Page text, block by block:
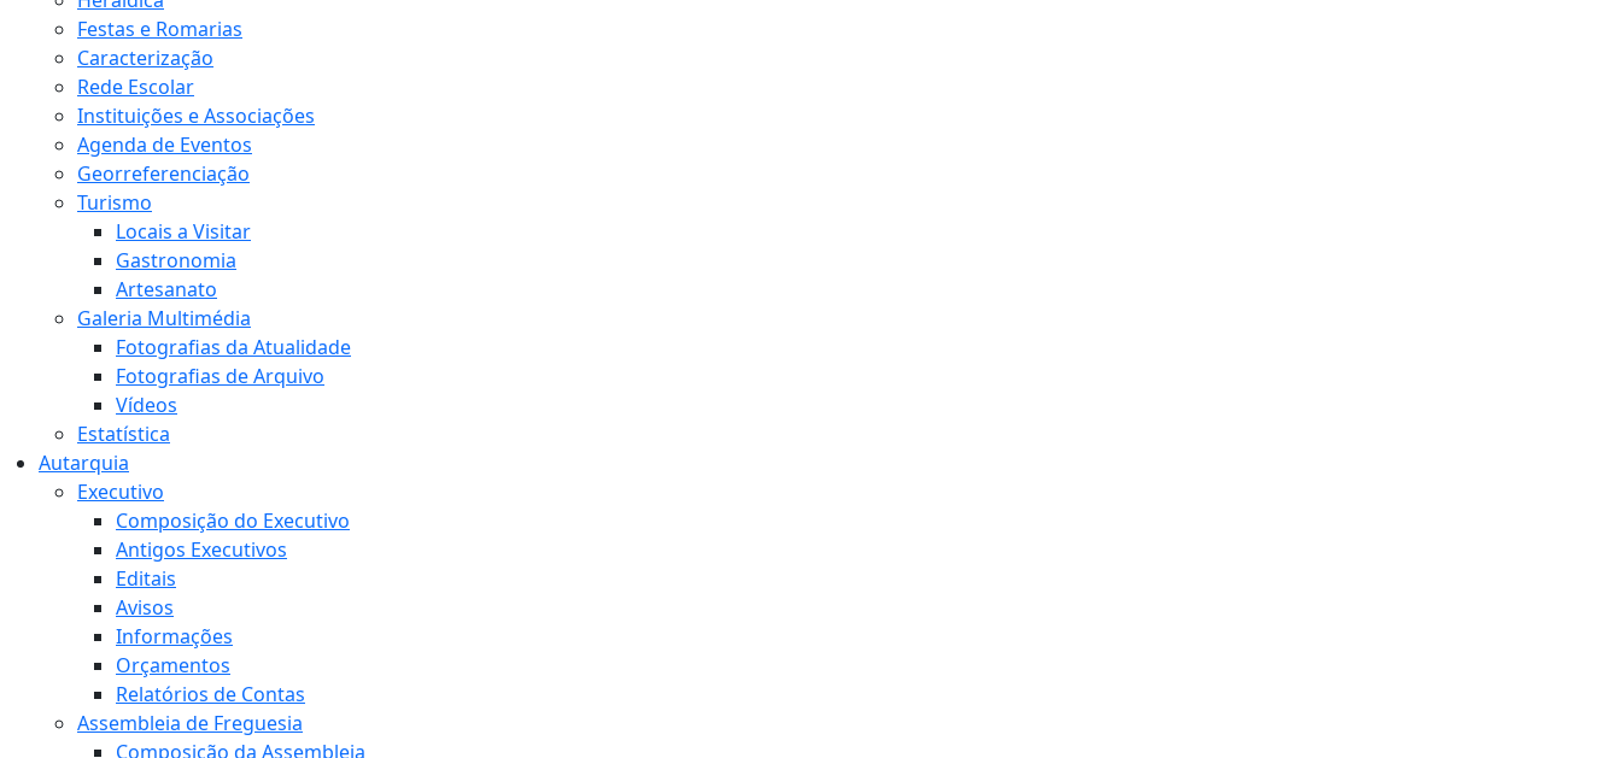
Festas e Romarias
Caracterização
Rede Escolar
Instituições e Associações
Agenda de Eventos
Georreferenciação
Turismo
Locais a Visitar
Gastronomia
Artesanato
Galeria Multimédia
Fotografias da Atualidade
Fotografias de Arquivo
Vídeos
Estatística
Autarquia
Executivo
Composição do Executivo
Antigos Executivos
Editais
Avisos
Informações
Orçamentos
Relatórios de Contas
Assembleia de Freguesia
Composição da Assembleia